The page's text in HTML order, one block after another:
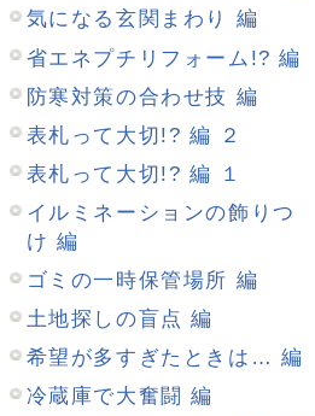
防犯システム、入ってる!?編
防犯システム、入ってる!?編
１
アレルギー体質 編
物置きでだいなし 編
トイレの使い方 編
バスルーム 編
明かりの設計図 編
インターホン 編
洗濯 編
木を使いたい！編 １